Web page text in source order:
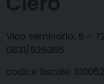
Vico seminario, 5 –
0831/526365
codice fiscale: